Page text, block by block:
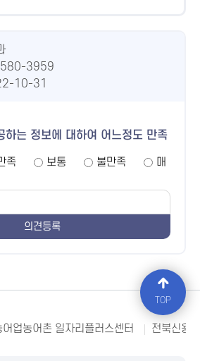
3959
10-31
하는 정보에 대하여 어느정도 만족
족 보통 불만족
매
어업농어촌 일자리플러스센터 전북신용
TOP